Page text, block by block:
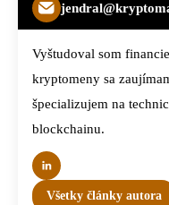
Vyštudoval som
kryptomeny sa
špecializujem na
blockchainu.
Všetky články autora